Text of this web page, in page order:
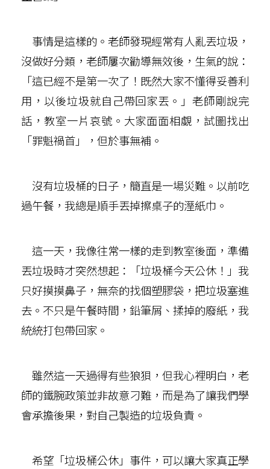
事情是這樣的。老師發現經常有人亂丟垃圾，
沒做好分類，老師屢次勸導無效後，生氣的說：
「這已經不是第一次了！既然大家不懂得妥善利
用，以後垃圾就自己帶回家丟。」老師剛說完
話，教室一片哀號。大家面面相覷，試圖找出
「罪魁禍首」，但於事無補。
沒有垃圾桶的日子，簡直是一場災難。以前吃
過午餐，我總是順手丟掉擦桌子的溼紙巾。
這一天，我像往常一樣的走到教室後面，準備
丟垃圾時才突然想起：「垃圾桶今天公休！」我
只好摸摸鼻子，無奈的找個塑膠袋，把垃圾塞進
去。不只是午餐時間，鉛筆屑、揉掉的廢紙，我
統統打包帶回家。
雖然這一天過得有些狼狽，但我心裡明白，老
師的鐵腕政策並非故意刁難，而是為了讓我們學
會承擔後果，對自己製造的垃圾負責。
希望「垃圾桶公休」事件，可以讓大家真正學